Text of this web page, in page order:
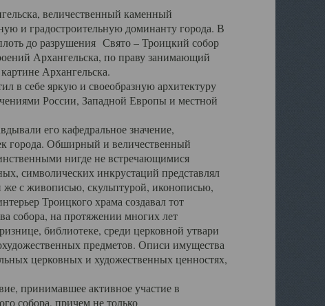
величественный каменный
и градостроительную доминанту города. В
до разрушения Свято – Троицкий собор
Архангельска, по праву занимающий
Архангельска.
в себе яркую и своеобразную архитектуру
России, Западной Европы и местной
его кафедральное значение,
города. Обширный и величественный
нигде не встречающимися
символических инкрустаций представлял
с живописью, скульптурой, иконописью,
Троицкого храма создавал тот
собора, на протяжении многих лет
библиотеке, среди церковной утвари
предметов. Описи имущества
церковных и художественных ценностях,
принимавшее активное участие в
собора, причем не только